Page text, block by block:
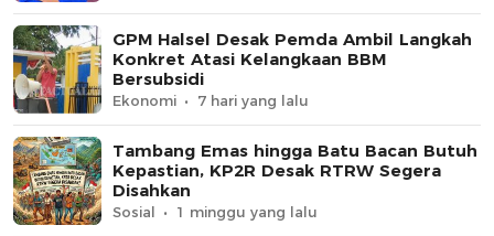
GPM Halsel Desak Pemda Ambil Langkah
Konkret Atasi Kelangkaan BBM
Bersubsidi
Ekonomi 7 hari yang lalu
Tambang Emas hingga Batu Bacan Butuh
Kepastian, KP2R Desak RTRW Segera
Disahkan
Sosial 1 minggu yang lalu